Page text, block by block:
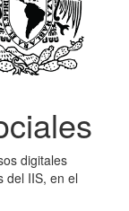
digitales
del IIS, en el